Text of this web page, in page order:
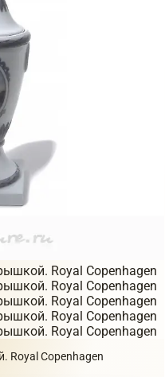
Royal Copenhagen